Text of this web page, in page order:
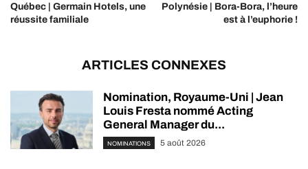
Québec | Germain Hotels, une
réussite familiale
Polynésie | Bora-Bora, l’heure
est à l’euphorie !
ARTICLES CONNEXES
Nomination, Royaume-Uni | Jean
Louis Fresta nommé Acting
General Manager du...
NOMINATIONS 5 août 2026